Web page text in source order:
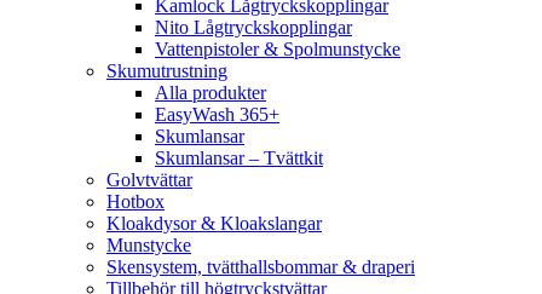
Kamlock Lågtryckskopplingar
Nito Lågtryckskopplingar
Vattenpistoler & Spolmunstycke
Skumutrustning
Alla produkter
EasyWash 365+
Skumlansar
Skumlansar – Tvättkit
Golvtvättar
Hotbox
Kloakdysor & Kloakslangar
Munstycke
Skensystem, tvätthallsbommar & draperi
Tillbehör till högtryckstvättar